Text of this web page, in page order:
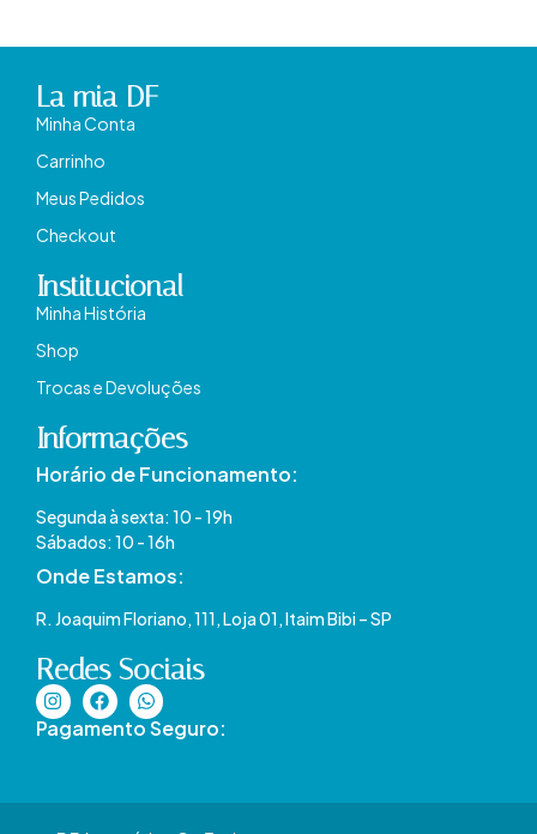
La mia DF
Minha Conta
Carrinho
Meus Pedidos
Checkout
Institucional
Minha História
Shop
Trocas e Devoluções
Informações
Horário de Funcionamento:
Segunda à sexta: 10 - 19h
Sábados: 10 - 16h
Onde Estamos​:
R. Joaquim Floriano, 111, Loja 01, Itaim Bibi – SP​
Redes Sociais
Pagamento Seguro: